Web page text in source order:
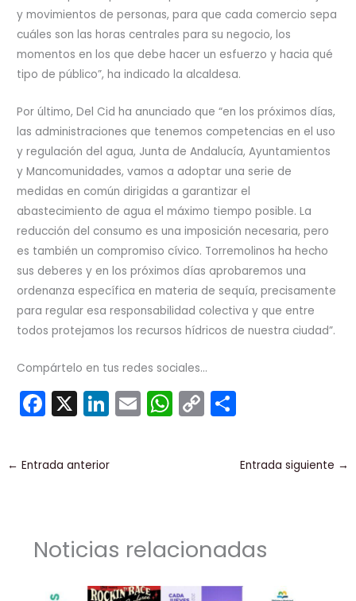
y movimientos de personas, para que cada comercio sepa
cuáles son las horas centrales para su negocio, los
momentos en los que debe hacer un esfuerzo y hacia qué
tipo de público”, ha indicado la alcaldesa.
Por último, Del Cid ha anunciado que “en los próximos días,
las administraciones que tenemos competencias en el uso
y regulación del agua, Junta de Andalucía, Ayuntamientos
y Mancomunidades, vamos a adoptar una serie de
medidas en común dirigidas a garantizar el
abastecimiento de agua el máximo tiempo posible. La
reducción del consumo es una imposición necesaria, pero
es también un compromiso cívico. Torremolinos ha hecho
sus deberes y en los próximos días aprobaremos una
ordenanza específica en materia de sequía, precisamente
para regular esa responsabilidad colectiva y que entre
todos protejamos los recursos hídricos de nuestra ciudad”.
Compártelo en tus redes sociales...
F
a
c
e
o
X Li
n
k
E
m
W
h
p
C
o
k
m
p
← Entrada anterior Entrada siguiente →
Noticias relacionadas